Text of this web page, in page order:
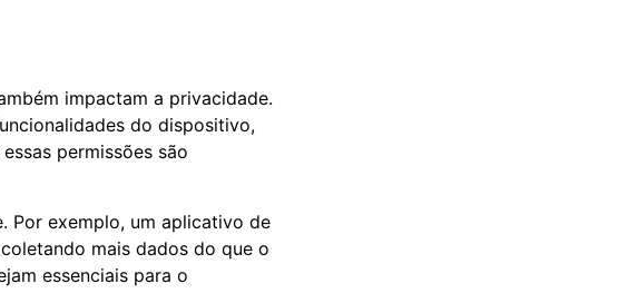
impactam a privacidade.
do dispositivo,
permissões são
Por exemplo, um aplicativo de
mais dados do que o
essenciais para o